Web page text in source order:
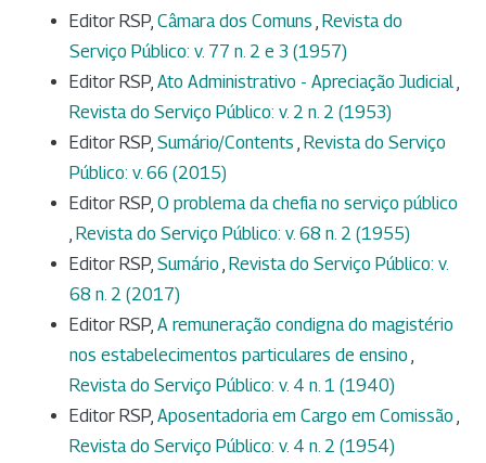
Editor RSP, Câmara dos Comuns , Revista do
Serviço Público: v. 77 n. 2 e 3 (1957)
Editor RSP, Ato Administrativo - Apreciação Judicial,
Revista do Serviço Público: v. 2 n. 2 (1953)
Editor RSP, Sumário/Contents , Revista do Serviço
Público: v. 66 (2015)
Editor RSP, O problema da chefia no serviço público
, Revista do Serviço Público: v. 68 n. 2 (1955)
Editor RSP, Sumário , Revista do Serviço Público: v.
68 n. 2 (2017)
Editor RSP, A remuneração condigna do magistério
nos estabelecimentos particulares de ensino ,
Revista do Serviço Público: v. 4 n. 1 (1940)
Editor RSP, Aposentadoria em Cargo em Comissão ,
Revista do Serviço Público: v. 4 n. 2 (1954)